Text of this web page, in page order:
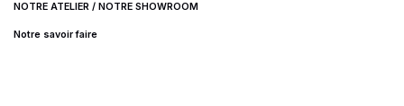
NOTRE ATELIER / NOTRE SHOWROOM
Notre savoir faire